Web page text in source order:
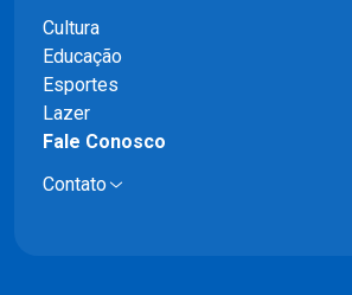
Cultura
Educação
Esportes
Lazer
Fale Conosco
Contato